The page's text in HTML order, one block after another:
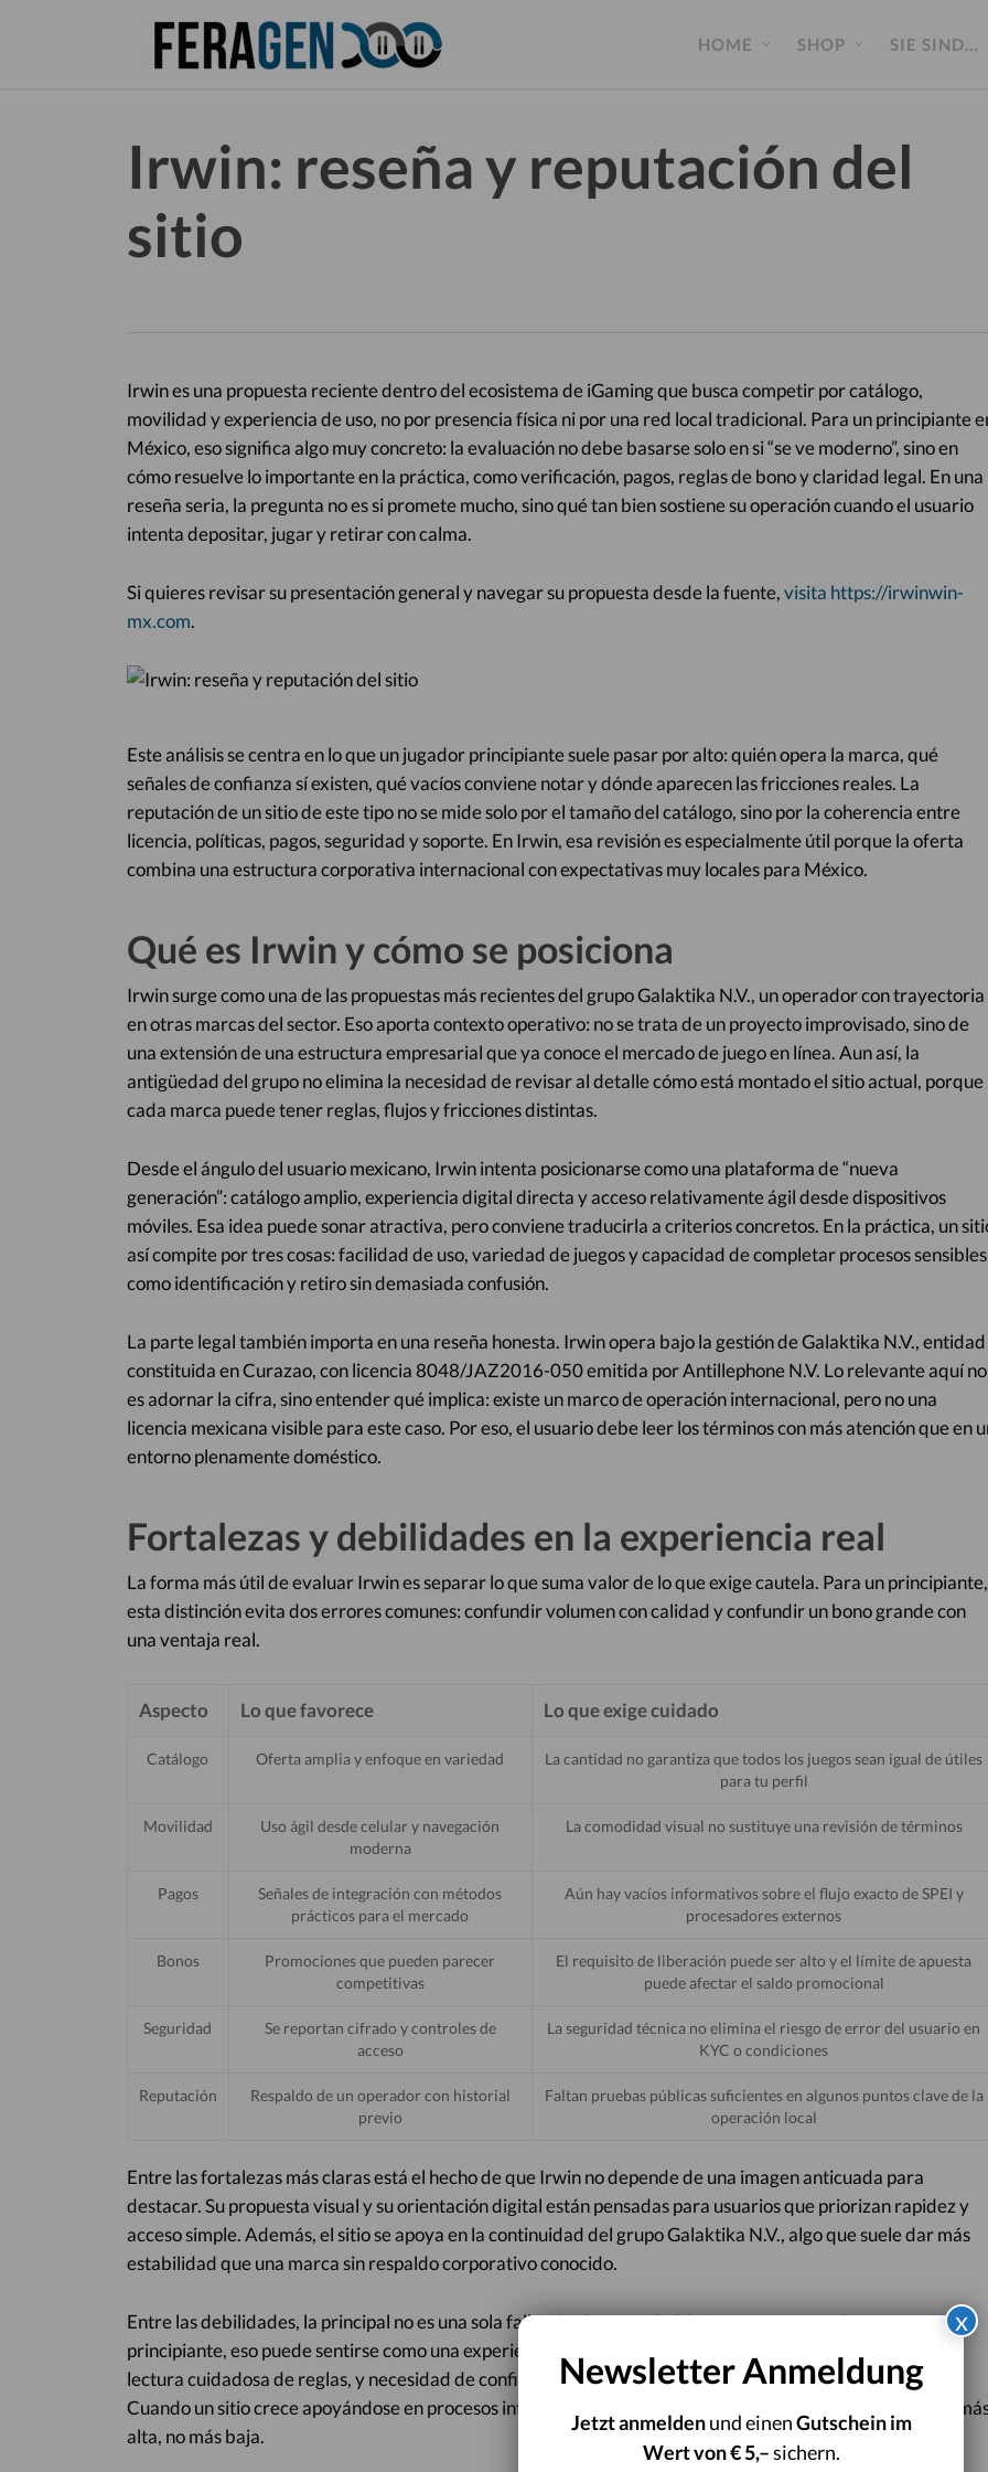
HOME SHOP SIE SIND…
Irwin: reseña y reputación del
sitio
Irwin es una propuesta reciente dentro del ecosistema de iGaming que busca competir por catálogo,
movilidad y experiencia de uso, no por presencia física ni por una red local tradicional. Para un principiante
México, eso significa algo muy concreto: la evaluación no debe basarse solo en si “se ve moderno”, sino en
cómo resuelve lo importante en la práctica, como verificación, pagos, reglas de bono y claridad legal. En una
reseña seria, la pregunta no es si promete mucho, sino qué tan bien sostiene su operación cuando el usuario
intenta depositar, jugar y retirar con calma.
Si quieres revisar su presentación general y navegar su propuesta desde la fuente,visita https://irwinwin-
mx.com.
Este análisis se centra en lo que un jugador principiante suele pasar por alto: quién opera la marca, qué
señales de confianza sí existen, qué vacíos conviene notar y dónde aparecen las fricciones reales. La
reputación de un sitio de este tipo no se mide solo por el tamaño del catálogo, sino por la coherencia entre
licencia, políticas, pagos, seguridad y soporte. En Irwin, esa revisión es especialmente útil porque la oferta
combina una estructura corporativa internacional con expectativas muy locales para México.
Qué es Irwin y cómo se posiciona
Irwin surge como una de las propuestas más recientes del grupo Galaktika N.V., un operador con trayectoria
en otras marcas del sector. Eso aporta contexto operativo: no se trata de un proyecto improvisado, sino de
una extensión de una estructura empresarial que ya conoce el mercado de juego en línea. Aun así, la
antigüedad del grupo no elimina la necesidad de revisar al detalle cómo está montado el sitio actual, porque
cada marca puede tener reglas, flujos y fricciones distintas.
Desde el ángulo del usuario mexicano, Irwin intenta posicionarse como una plataforma de “nueva
generación”: catálogo amplio, experiencia digital directa y acceso relativamente ágil desde dispositivos
móviles. Esa idea puede sonar atractiva, pero conviene traducirla a criterios concretos. En la práctica, un
así compite por tres cosas: facilidad de uso, variedad de juegos y capacidad de completar procesos sensibles
como identificación y retiro sin demasiada confusión.
La parte legal también importa en una reseña honesta. Irwin opera bajo la gestión de Galaktika N.V., entidad
constituida en Curazao, con licencia 8048/JAZ2016-050 emitida por Antillephone N.V. Lo relevante aquí no
es adornar la cifra, sino entender qué implica: existe un marco de operación internacional, pero no una
licencia mexicana visible para este caso. Por eso, el usuario debe leer los términos con más atención que en
entorno plenamente doméstico.
Fortalezas y debilidades en la experiencia real
La forma más útil de evaluar Irwin es separar lo que suma valor de lo que exige cautela. Para un principiante,
esta distinción evita dos errores comunes: confundir volumen con calidad y confundir un bono grande con
una ventaja real.
Aspecto Lo que favorece Lo que exige cuidado
Catálogo Oferta amplia y enfoque en variedad
La cantidad no garantiza que todos los juegos sean igual de útiles
para tu perfil
Movilidad
Uso ágil desde celular y navegación
moderna
La comodidad visual no sustituye una revisión de términos
Pagos
Señales de integración con métodos
prácticos para el mercado
Aún hay vacíos informativos sobre el flujo exacto de SPEI y
procesadores externos
Bonos
Promociones que pueden parecer
competitivas
El requisito de liberación puede ser alto y el límite de apuesta
puede afectar el saldo promocional
Seguridad
Se reportan cifrado y controles de
acceso
La seguridad técnica no elimina el riesgo de error del usuario en
KYC o condiciones
Reputación
Respaldo de un operador con historial
previo
Faltan pruebas públicas suficientes en algunos puntos clave de la
operación local
Entre las fortalezas más claras está el hecho de que Irwin no depende de una imagen anticuada para
destacar. Su propuesta visual y su orientación digital están pensadas para usuarios que priorizan rapidez y
acceso simple. Además, el sitio se apoya en la continuidad del grupo Galaktika N.V., algo que suele dar más
estabilidad que una marca sin respaldo corporativo conocido.
Entre las debilidades, la principal no es una sola falla, sino la suma de fricciones pequeñas. Para un
principiante, eso puede sentirse como una experiencia más exigente de lo esperado: verificación estricta,
lectura cuidadosa de reglas, y necesidad de confirmar con precisión qué ocurre al depositar y retirar.
Cuando un sitio crece apoyándose en procesos internacionales, la claridad para el usuario local debe ser
alta, no más baja.
Newsletter Anmeldung
Jetzt anmeldenund einenGutschein im
Wert von € 5,–sichern.
x